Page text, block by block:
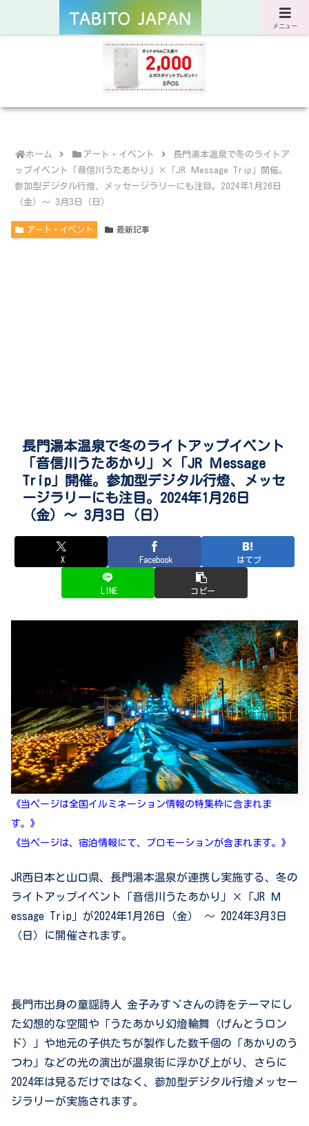
サスティナブルな旅と暮らしのWebマガジン
ホーム アート・イベント
長門湯本温泉で冬のライトア
ップイベント「音信川うたあかり」×「JR Ｍessage Trip」開催。
参加型デジタル行燈、メッセージラリーにも注目。2024年1月26日
（金）～ 3月3日（日）
アート・イベント 最新記事
長門湯本温泉で冬のライトアップイベント
「音信川うたあかり」×「JR Ｍessage
Trip」開催。参加型デジタル行燈、メッセ
ージラリーにも注目。2024年1月26日
（金）～ 3月3日（日）
X Facebook はてブ
LINE コピー
《当ページは全国イルミネーション情報の特集枠に含まれま
す。》
《当ページは、宿泊情報にて、プロモーションが含まれます。 》
JR西日本と山口県、長門湯本温泉が連携し実施する、冬の
ライトアップイベント「音信川うたあかり」×「JR Ｍ
essage Trip」が2024年1月26日（金） ～ 2024年3月3日
（日）に開催されます。
長門市出身の童謡詩人 金子みすゞさんの詩をテーマにし
た幻想的な空間や「うたあかり幻燈輪舞（げんとうロン
ド）」や地元の子供たちが製作した数千個の「あかりのう
つわ」などの光の演出が温泉街に浮かび上がり、さらに
2024年は見るだけではなく、参加型デジタル行燈メッセー
ジラリーが実施されます。
メニュー